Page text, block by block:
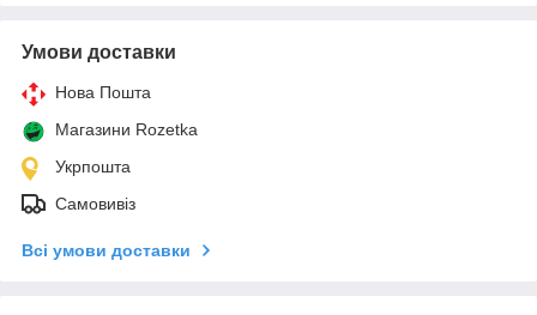
Умови доставки
Нова Пошта
Магазини Rozetka
Укрпошта
Самовивіз
Всі умови доставки